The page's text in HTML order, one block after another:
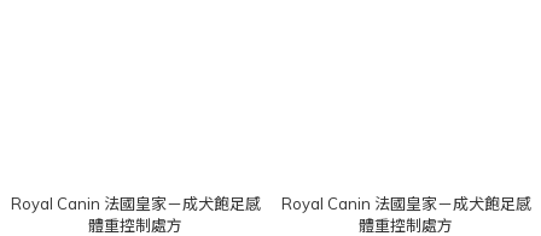
Royal Canin 法國皇家－成犬飽足感
體重控制處方
Royal Canin 法國皇家－成犬飽足感
體重控制處方